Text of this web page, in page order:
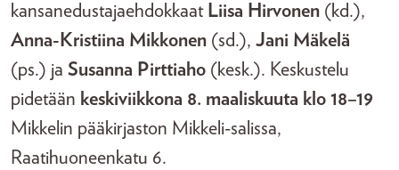
kansanedustajaehdokkaat Liisa Hirvonen (kd.),
Anna-Kristiina Mikkonen (sd.), Jani Mäkelä
(ps.) ja Susanna Pirttiaho (kesk.). Keskustelu
pidetään keskiviikkona 8. maaliskuuta klo 18–19
Mikkelin pääkirjaston Mikkeli-salissa,
Raatihuoneenkatu 6.